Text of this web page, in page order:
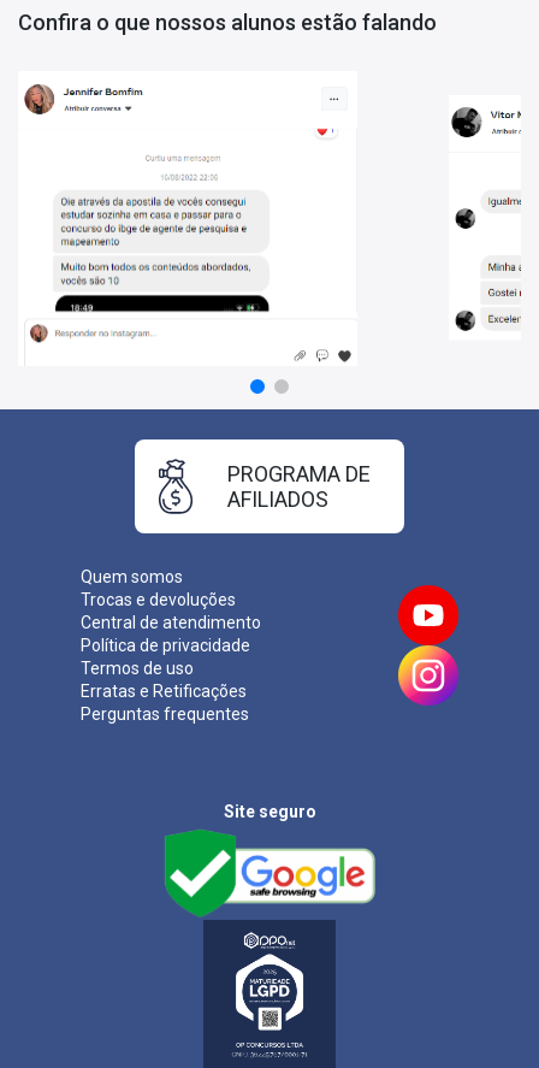
Confira o que nossos alunos estão falando
Quem somos
Trocas e devoluções
Central de atendimento
Política de privacidade
Termos de uso
Erratas e Retificações
Perguntas frequentes
PROGRAMA DE
AFILIADOS
Site seguro